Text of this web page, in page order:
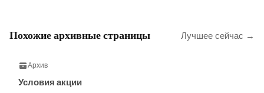
Похожие архивные страницы Лучшее сейчас →
Архив
Условия акции